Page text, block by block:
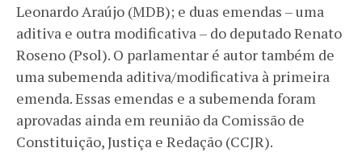
Leonardo Araújo (MDB); e duas emendas – uma
aditiva e outra modificativa – do deputado Renato
Roseno (Psol). O parlamentar é autor também de
uma subemenda aditiva/modificativa à primeira
emenda. Essas emendas e a subemenda foram
aprovadas ainda em reunião da Comissão de
Constituição, Justiça e Redação (CCJR).